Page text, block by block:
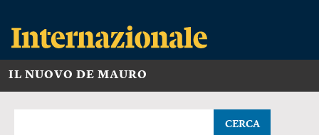
IL NUOVO DE MAURO
CERCA